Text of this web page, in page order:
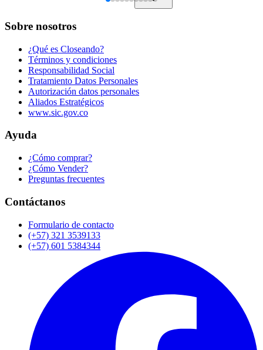
Sobre nosotros
¿Qué es Closeando?
Términos y condiciones
Responsabilidad Social
Tratamiento Datos Personales
Autorización datos personales
Aliados Estratégicos
www.sic.gov.co
Ayuda
¿Cómo comprar?
¿Cómo Vender?
Preguntas frecuentes
Contáctanos
Formulario de contacto
(+57) 321 3539133
(+57) 601 5384344